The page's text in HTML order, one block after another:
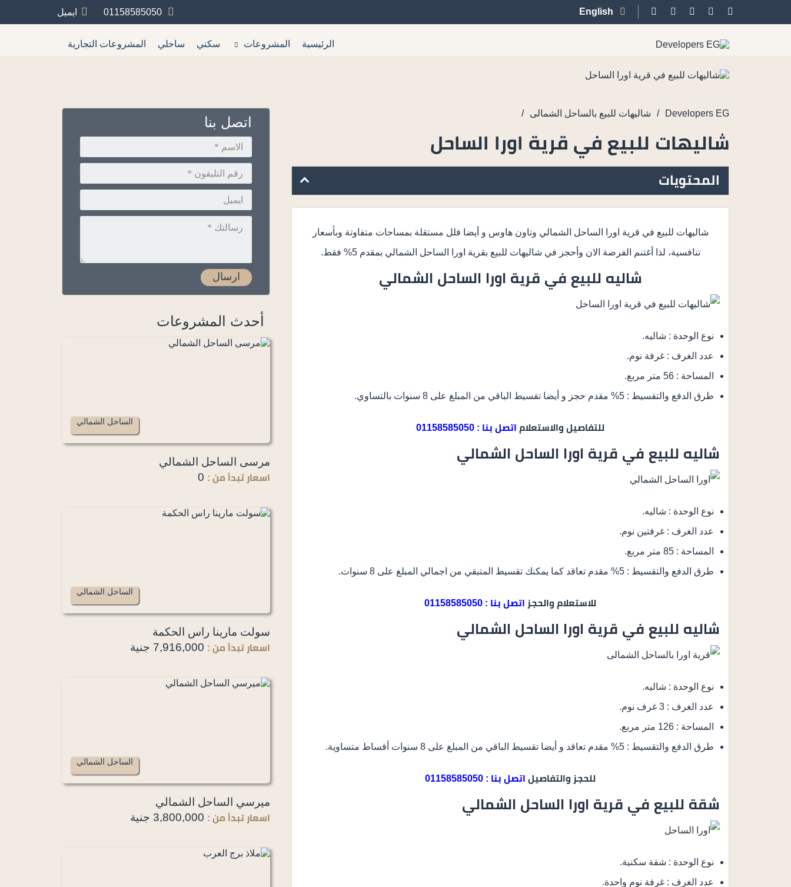
English
01158585050 ايميل
الرئيسية المشروعات سكني ساحلي المشروعات التجارية
اتصل بنا
أحدث المشروعات
الساحل الشمالي
مرسى الساحل الشمالي
اسعار تبدأ من : 0
الساحل الشمالي
سولت مارينا راس الحكمة
اسعار تبدأ من : 7,916,000 جنية
الساحل الشمالي
ميرسي الساحل الشمالي
اسعار تبدأ من : 3,800,000 جنية
Developers EG
/ شاليهات للبيع بالساحل الشمالى /
شاليهات للبيع في قرية اورا الساحل
المحتويات
شاليهات للبيع في قرية اورا الساحل الشمالي وتاون هاوس و أيضا فلل مستقلة بمساحات متفاوتة وبأسعار
تنافسية، لذا أغتنم الفرصة الان وأحجز في شاليهات للبيع بقرية اورا الساحل الشمالي بمقدم 5% فقط.
شاليه للبيع في قرية اورا الساحل الشمالي
نوع الوحدة : شاليه.
عدد الغرف : غرفة نوم.
المساحة : 56 متر مربع.
طرق الدفع والتقسيط : 5% مقدم حجز و أيضا تقسيط الباقي من المبلغ على 8 سنوات بالتساوي.
للتفاصيل والاستعلام اتصل بنا : 01158585050
شاليه للبيع في قرية اورا الساحل الشمالي
نوع الوحدة : شاليه.
عدد الغرف : غرفتين نوم.
المساحة : 85 متر مربع.
طرق الدفع والتقسيط : 5% مقدم تعاقد كما يمكنك تقسيط المتبقي من اجمالي المبلغ على 8 سنوات.
للاستعلام والحجز اتصل بنا : 01158585050
شاليه للبيع في قرية اورا الساحل الشمالي
نوع الوحدة : شاليه.
عدد الغرف : 3 غرف نوم.
المساحة : 126 متر مربع.
طرق الدفع والتقسيط : 5% مقدم تعاقد و أيضا تقسيط الباقي من المبلغ على 8 سنوات أقساط متساوية.
للحجز والتفاصيل اتصل بنا : 01158585050
شقة للبيع في قرية اورا الساحل الشمالي
نوع الوحدة : شقة سكنية.
عدد الغرف : غرفة نوم واحدة.